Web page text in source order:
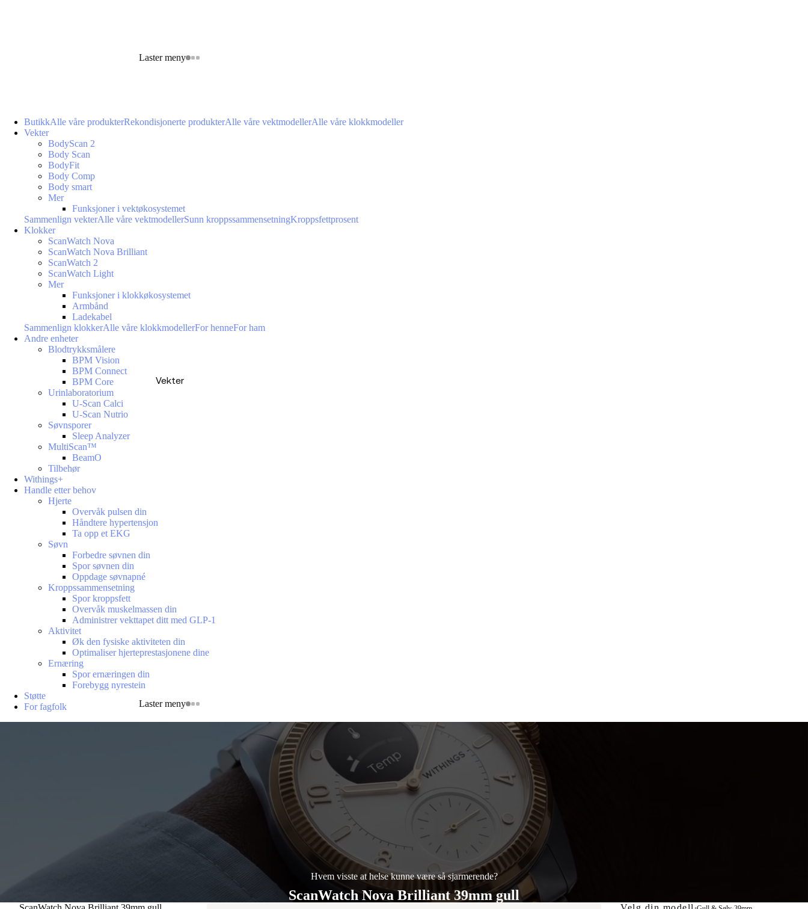
Laster meny
Vekter
Laster meny
ButikkAlle våre produkterRekondisjonerte produkterAlle våre vektmodellerAlle våre klokkmodeller
Vekter
BodyScan 2
Body Scan
BodyFit
Body Comp
Body smart
Mer
Funksjoner i vektøkosystemet
Sammenlign vekterAlle våre vektmodellerSunn kroppssammensetningKroppsfettprosent
Klokker
ScanWatch Nova
ScanWatch Nova Brilliant
ScanWatch 2
ScanWatch Light
Mer
Funksjoner i klokkøkosystemet
Armbånd
Ladekabel
Sammenlign klokkerAlle våre klokkmodellerFor henneFor ham
Andre enheter
Blodtrykksmålere
BPM Vision
BPM Connect
BPM Core
Urinlaboratorium
U-Scan Calci
U-Scan Nutrio
Søvnsporer
Sleep Analyzer
MultiScan™
BeamO
Tilbehør
Withings+
Handle etter behov
Hjerte
Overvåk pulsen din
Håndtere hypertensjon
Ta opp et EKG
Søvn
Forbedre søvnen din
Spor søvnen din
Oppdage søvnapné
Kroppssammensetning
Spor kroppsfett
Overvåk muskelmassen din
Administrer vekttapet ditt med GLP-1
Aktivitet
Øk den fysiske aktiviteten din
Optimaliser hjerteprestasjonene dine
Ernæring
Spor ernæringen din
Forebygg nyrestein
Støtte
For fagfolk
Hvem visste at helse kunne være så sjarmerende?
ScanWatch Nova Brilliant 39mm gull